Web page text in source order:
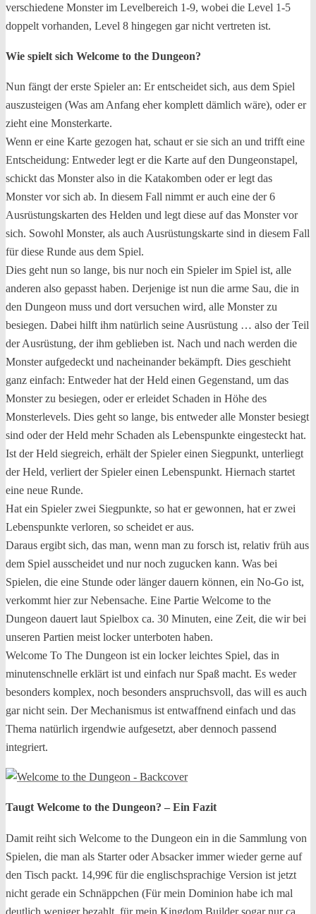
verschiedene Monster im Levelbereich 1-9, wobei die Level 1-5
doppelt vorhanden, Level 8 hingegen gar nicht vertreten ist.
Wie spielt sich Welcome to the Dungeon?
Nun fängt der erste Spieler an: Er entscheidet sich, aus dem Spiel
auszusteigen (Was am Anfang eher komplett dämlich wäre), oder er
zieht eine Monsterkarte.
Wenn er eine Karte gezogen hat, schaut er sie sich an und trifft eine
Entscheidung: Entweder legt er die Karte auf den Dungeonstapel,
schickt das Monster also in die Katakomben oder er legt das
Monster vor sich ab. In diesem Fall nimmt er auch eine der 6
Ausrüstungskarten des Helden und legt diese auf das Monster vor
sich. Sowohl Monster, als auch Ausrüstungskarte sind in diesem Fall
für diese Runde aus dem Spiel.
Dies geht nun so lange, bis nur noch ein Spieler im Spiel ist, alle
anderen also gepasst haben. Derjenige ist nun die arme Sau, die in
den Dungeon muss und dort versuchen wird, alle Monster zu
besiegen. Dabei hilft ihm natürlich seine Ausrüstung … also der Teil
der Ausrüstung, der ihm geblieben ist. Nach und nach werden die
Monster aufgedeckt und nacheinander bekämpft. Dies geschieht
ganz einfach: Entweder hat der Held einen Gegenstand, um das
Monster zu besiegen, oder er erleidet Schaden in Höhe des
Monsterlevels. Dies geht so lange, bis entweder alle Monster besiegt
sind oder der Held mehr Schaden als Lebenspunkte eingesteckt hat.
Ist der Held siegreich, erhält der Spieler einen Siegpunkt, unterliegt
der Held, verliert der Spieler einen Lebenspunkt. Hiernach startet
eine neue Runde.
Hat ein Spieler zwei Siegpunkte, so hat er gewonnen, hat er zwei
Lebenspunkte verloren, so scheidet er aus.
Daraus ergibt sich, das man, wenn man zu forsch ist, relativ früh aus
dem Spiel ausscheidet und nur noch zugucken kann. Was bei
Spielen, die eine Stunde oder länger dauern können, ein No-Go ist,
verkommt hier zur Nebensache. Eine Partie Welcome to the
Dungeon dauert laut Spielbox ca. 30 Minuten, eine Zeit, die wir bei
unseren Partien meist locker unterboten haben.
Welcome To The Dungeon ist ein locker leichtes Spiel, das in
minutenschnelle erklärt ist und einfach nur Spaß macht. Es weder
besonders komplex, noch besonders anspruchsvoll, das will es auch
gar nicht sein. Der Mechanismus ist entwaffnend einfach und das
Thema natürlich irgendwie aufgesetzt, aber dennoch passend
integriert.
Taugt Welcome to the Dungeon? – Ein Fazit
Damit reiht sich Welcome to the Dungeon ein in die Sammlung von
Spielen, die man als Starter oder Absacker immer wieder gerne auf
den Tisch packt. 14,99€ für die englischsprachige Version ist jetzt
nicht gerade ein Schnäppchen (Für mein Dominion habe ich mal
deutlich weniger bezahlt, für mein Kingdom Builder sogar nur ca.